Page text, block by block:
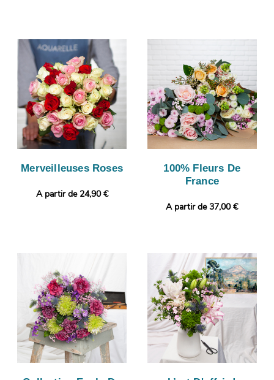
Merveilleuses Roses
A partir de 24,90 €
100% Fleurs De
France
A partir de 37,00 €